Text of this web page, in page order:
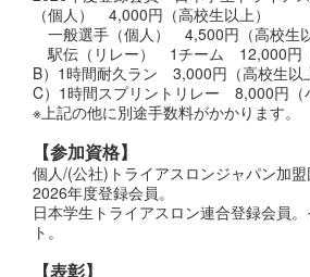
（個人） 4,000円（高校生以上）
一般選手（個人） 4,500円（高校生以
駅伝（リレー） 1チーム 12,000円（
B）1時間耐久ラン 3,000円（高校生以
C）1時間スプリントリレー 8,000円（
※上記の他に別途手数料がかかります。
【参加資格】
個人/(公社)トライアスロンジャパン加
2026年度登録会員。
日本学生トライアスロン連合登録会員
ト。
【表彰】